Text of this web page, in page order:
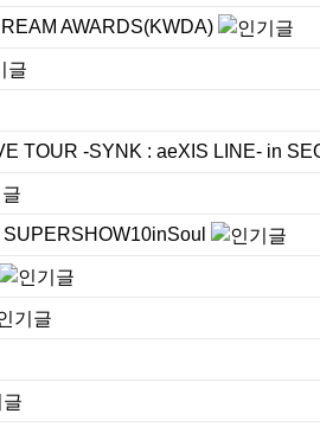
AWARDS(KWDA)
TOUR -SYNK : aeXIS LINE- in